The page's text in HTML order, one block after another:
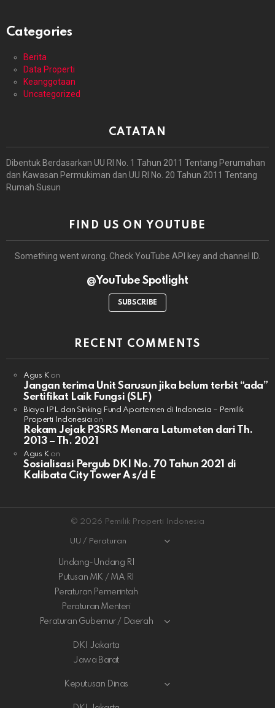
Categories
Berita
Data Properti
Keanggotaan
Uncategorized
CATATAN
Dibentuk Berdasarkan UU RI No. 1 Tahun 2011 Tentang Perumahan
dan Kawasan Permukiman dan UU RI No. 20 Tahun 2011 Tentang
Rumah Susun
FIND US ON YOUTUBE
Something went wrong. Check YouTube API key and channel ID.
@YouTube Spotlight
SUBSCRIBE
RECENT COMMENTS
Agus Kon
Jangan terima Unit Sarusun jika belum terbit “ada”
Sertifikat Laik Fungsi (SLF)
Biaya IPL dan Sinking Fund Apartemen di Indonesia – Pemilik
Properti Indonesia on
Rekam Jejak P3SRS Menara Latumeten dari Th.
2013 – Th. 2021
Agus Kon
Sosialisasi Pergub DKI No. 70 Tahun 2021 di
Kalibata City Tower A s/d E
© 2026 Pemilik Properti Indonesia
UU / Peraturan
Undang-Undang RI
Putusan MK / MA RI
Peraturan Pemerintah
Peraturan Menteri
Peraturan Gubernur / Daerah
DKI Jakarta
Jawa Barat
Keputusan Dinas